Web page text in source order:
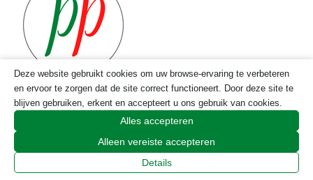
Bekijk de sponsoren
Deze website gebruikt cookies om uw browse-ervaring te verbeteren
en ervoor te zorgen dat de site correct functioneert. Door deze site te
blijven gebruiken, erkent en accepteert u ons gebruik van cookies.
Alles accepteren
Alleen vereiste accepteren
Details